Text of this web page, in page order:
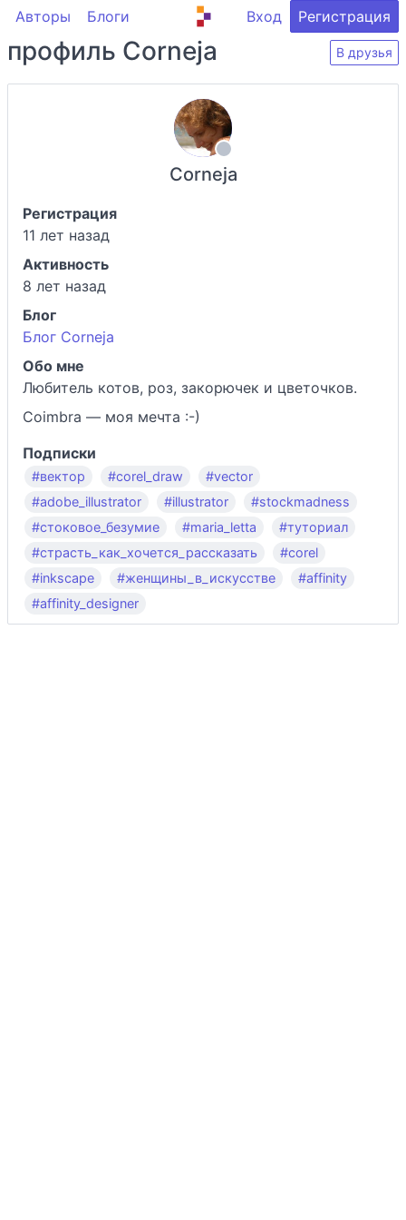
Авторы Блоги Вход Регистрация
профиль Corneja В друзья
Corneja
Регистрация
11 лет назад
Активность
8 лет назад
Блог
Блог Corneja
Обо мне
Любитель котов, роз, закорючек и цветочков.
Coimbra — моя мечта :-)
Подписки
#вектор #corel_draw
#vector
#adobe_illustrator
#illustrator
#stockmadness
#стоковое_безумие
#maria_letta
#туториал
#страсть_как_хочется_рассказать
#corel
#inkscape
#женщины_в_искусстве
#affinity
#affinity_designer